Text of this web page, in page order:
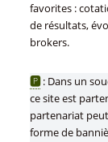
favorites :
de résultats,
brokers.
🅿: Dans un
ce site est
partenariat
forme de